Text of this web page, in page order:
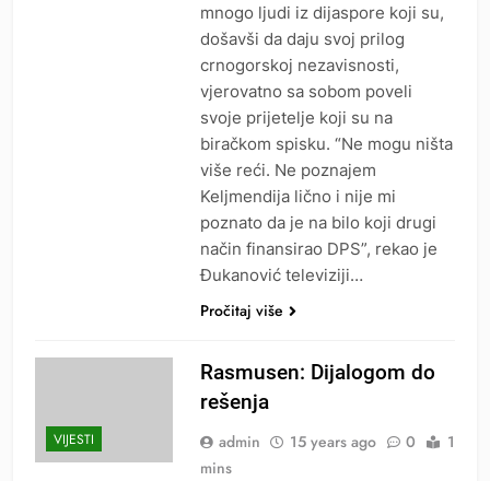
mnogo ljudi iz dijaspore koji su,
došavši da daju svoj prilog
crnogorskoj nezavisnosti,
vjerovatno sa sobom poveli
svoje prijetelje koji su na
biračkom spisku. “Ne mogu ništa
više reći. Ne poznajem
Keljmendija lično i nije mi
poznato da je na bilo koji drugi
način finansirao DPS”, rekao je
Đukanović televiziji…
Pročitaj više
VIJESTI
Rasmusen: Dijalogom do
rešenja
admin 15 years ago 0
1
mins